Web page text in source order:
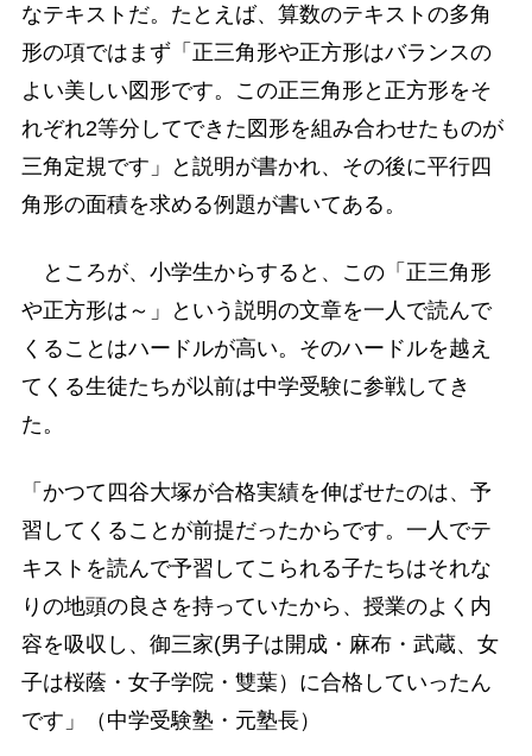
なテキストだ。たとえば、算数のテキストの多角
形の項ではまず「正三角形や正方形はバランスの
よい美しい図形です。この正三角形と正方形をそ
れぞれ2等分してできた図形を組み合わせたものが
三角定規です」と説明が書かれ、その後に平行四
角形の面積を求める例題が書いてある。
ところが、小学生からすると、この「正三角形
や正方形は～」という説明の文章を一人で読んで
くることはハードルが高い。そのハードルを越え
てくる生徒たちが以前は中学受験に参戦してき
た。
「かつて四谷大塚が合格実績を伸ばせたのは、予
習してくることが前提だったからです。一人でテ
キストを読んで予習してこられる子たちはそれな
りの地頭の良さを持っていたから、授業のよく内
容を吸収し、御三家(男子は開成・麻布・武蔵、女
子は桜蔭・女子学院・雙葉）に合格していったん
です」（中学受験塾・元塾長）